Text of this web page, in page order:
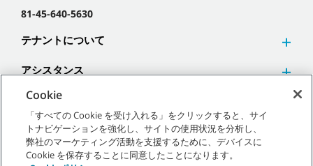
81-45-640-5630
テナントについて
アシスタンス
©2026テナントカンパニー 無断複写･転載を禁じます。
Cookie
「すべての Cookie を受け入れる」をクリックすると、サイ
トナビゲーションを強化し、サイトの使用状況を分析し、
弊社のマーケティング活動を支援するために、デバイスに
Cookie を保存することに同意したことになります。